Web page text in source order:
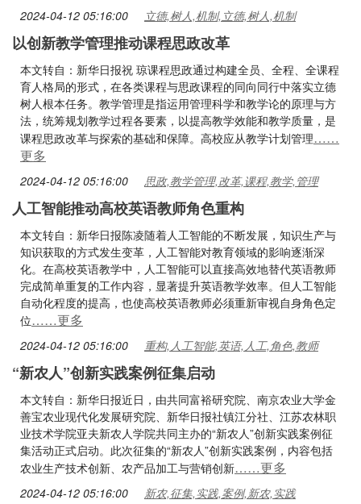
2024-04-12 05:16:00 立德,树人,机制,立德,树人,机制
以创新教学管理推动课程思政改革
本文转自：新华日报祝 琼课程思政通过构建全员、全程、全课程
育人格局的形式，在各类课程与思政课程的同向同行中落实立德
树人根本任务。教学管理是指运用管理科学和教学论的原理与方
法，统筹规划教学过程各要素，以提高教学效能和教学质量，是
课程思政改革与探索的基础和保障。高校应从教学计划管理……
更多
2024-04-12 05:16:00 思政,教学管理,改革,课程,教学,管理
人工智能推动高校英语教师角色重构
本文转自：新华日报陈凌随着人工智能的不断发展，知识生产与
知识获取的方式发生变革，人工智能对教育领域的影响逐渐深
化。在高校英语教学中，人工智能可以直接高效地替代英语教师
完成简单重复的工作内容，显著提升英语教学效率。但人工智能
自动化程度的提高，也使高校英语教师必须重新审视自身角色定
位……更多
2024-04-12 05:16:00 重构,人工智能,英语,人工,角色,教师
“新农人”创新实践案例征集启动
本文转自：新华日报近日，由共同富裕研究院、南京农业大学金
善宝农业现代化发展研究院、新华日报社镇江分社、江苏农林职
业技术学院亚夫新农人学院共同主办的“新农人”创新实践案例征
集活动正式启动。此次征集的“新农人”创新实践案例，内容包括
农业生产技术创新、农产品加工与营销创新……更多
2024-04-12 05:16:00 新农,征集,实践,案例,新农,实践